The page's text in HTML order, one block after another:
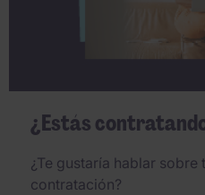
¿Estás
¿Te gustaría hablar sobre
contratación?